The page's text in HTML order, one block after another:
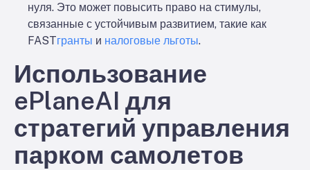
нуля. Это может повысить право на стимулы,
связанные с устойчивым развитием, такие как
FASTгранты и налоговые льготы.
Использование
ePlaneAI для
стратегий управления
парком самолетов